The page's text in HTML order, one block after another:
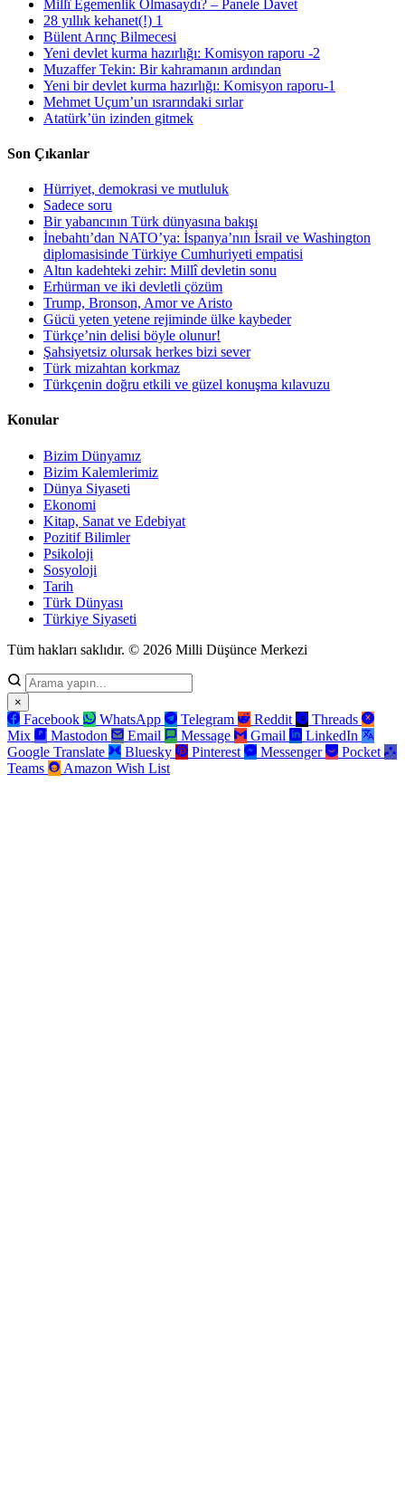
Millî Egemenlik Olmasaydı? – Panele Davet
28 yıllık kehanet(!) 1
Bülent Arınç Bilmecesi
Yeni devlet kurma hazırlığı: Komisyon raporu -2
Muzaffer Tekin: Bir kahramanın ardından
Yeni bir devlet kurma hazırlığı: Komisyon raporu-1
Mehmet Uçum’un ısrarındaki sırlar
Atatürk’ün izinden gitmek
Son Çıkanlar
Hürriyet, demokrasi ve mutluluk
Sadece soru
Bir yabancının Türk dünyasına bakışı
İnebahtı’dan NATO’ya: İspanya’nın İsrail ve Washington
diplomasisinde Türkiye Cumhuriyeti empatisi
Altın kadehteki zehir: Millî devletin sonu
Erhürman ve iki devletli çözüm
Trump, Bronson, Amor ve Aristo
Gücü yeten yetene rejiminde ülke kaybeder
Türkçe’nin delisi böyle olunur!
Şahsiyetsiz olursak herkes bizi sever
Türk mizahtan korkmaz
Türkçenin doğru etkili ve güzel konuşma kılavuzu
Konular
Bizim Dünyamız
Bizim Kalemlerimiz
Dünya Siyaseti
Ekonomi
Kitap, Sanat ve Edebiyat
Pozitif Bilimler
Psikoloji
Sosyoloji
Tarih
Türk Dünyası
Türkiye Siyaseti
Tüm hakları saklıdır. © 2026 Milli Düşünce Merkezi
×
Facebook WhatsApp Telegram Reddit
Threads
Mix
Mastodon Email Message Gmail
LinkedIn
Google Translate
Bluesky Pinterest Messenger
Pocket
Teams
Amazon Wish List